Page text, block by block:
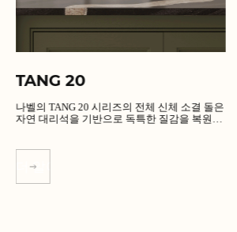
TANG 20
나벨의 TANG 20 시리즈의 전체 신체 소결 돌은
자연 대리석을 기반으로 독특한 질감을 복원합
더 알아보기